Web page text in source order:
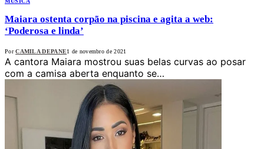
Maiara ostenta corpão na piscina e agita a web:
‘Poderosa e linda’
Por CAMILA DEPANE1 de novembro de 2021
A cantora Maiara mostrou suas belas curvas ao posar
com a camisa aberta enquanto se…